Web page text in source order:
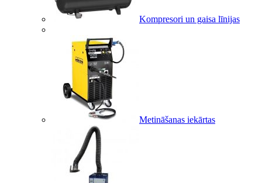
Kompresori un gaisa līnijas
Metināšanas iekārtas